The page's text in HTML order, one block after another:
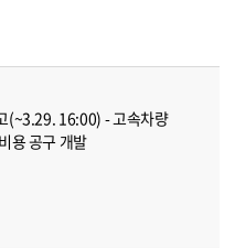
(~3.29. 16:00) - 고속차량
용 공구 개발